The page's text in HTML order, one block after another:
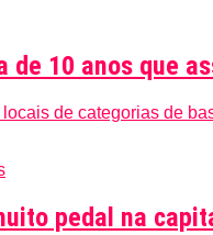
de 10 anos que
de categorias de
pedal na